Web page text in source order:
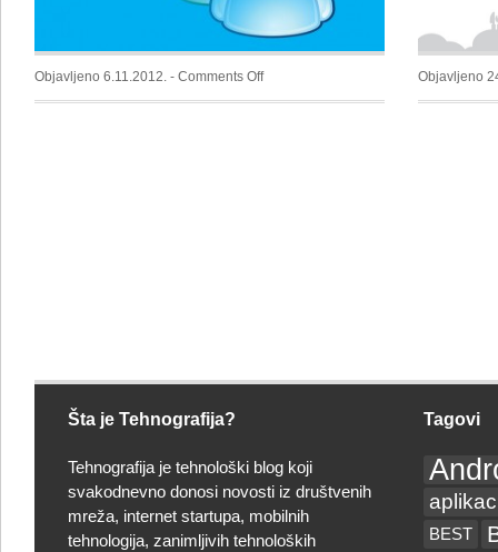
Objavljeno 6.11.2012. - Comments Offon
Windows
Objavljeno
Šta je Tehnografija?
Tehnografija je tehnološki blog koji
svakodnevno donosi novosti iz društvenih
mreža, internet startupa, mobilnih
tehnologija, zanimljivih tehnoloških
Tagovi
BEST